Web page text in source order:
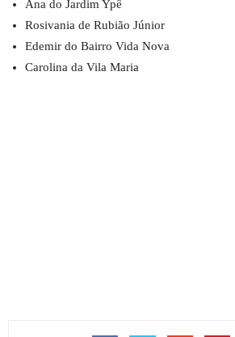
Ana do Jardim Ypê
Rosivania de Rubião Júnior
Edemir do Bairro Vida Nova
Carolina da Vila Maria